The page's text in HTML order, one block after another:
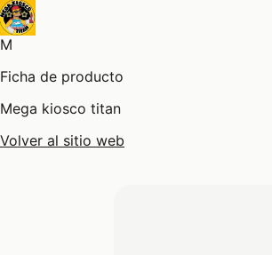
M
Ficha de producto
Mega kiosco titan
Volver al sitio web